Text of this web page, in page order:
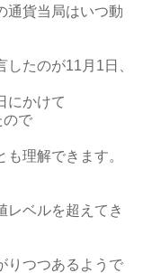
通貨当局はいつ動
たのが11月1日、
にかけて
ので
理解できます。
レベルを超えてき
りつつあるようで